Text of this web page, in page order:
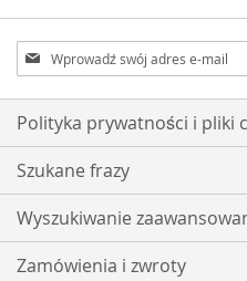
Subskrybuj
nasz
newsletter:
Polityka prywatności i pliki
Szukane frazy
Wyszukiwanie
Zamówienia i zwroty